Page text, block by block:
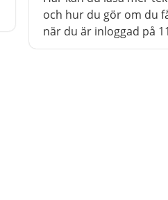
och hur du gör om du
när du är inloggad på